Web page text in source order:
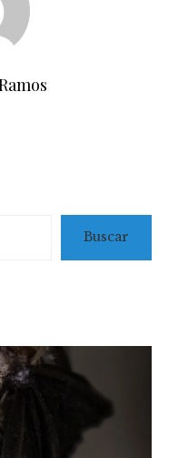
Buscar